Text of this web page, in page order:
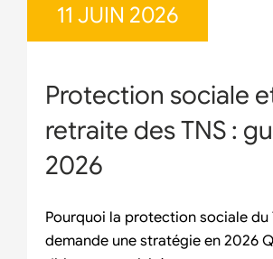
11 JUIN 2026
Protection sociale
retraite des TNS :
2026
Pourquoi la protection sociale du
demande une stratégie en 2026